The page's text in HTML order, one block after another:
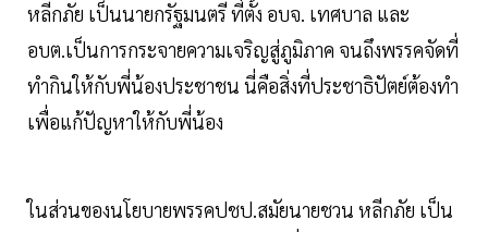
หลีกภัย เป็นนายกรัฐมนตรี ที่ตั้ง อบจ. เทศบาล และ
อบต.เป็นการกระจายความเจริญสู่ภูมิภาค จนถึงพรรคจัดที่
ทำกินให้กับพี่น้องประชาชน นี่คือสิ่งที่ประชาธิปัตย์ต้องทำ
เพื่อแก้ปัญหาให้กับพี่น้อง
ในส่วนของนโยบายพรรคปชป.สมัยนายชวน หลีกภัย เป็น